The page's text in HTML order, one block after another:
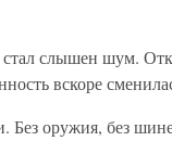
слышен шум.
вскоре
Без оружия, без